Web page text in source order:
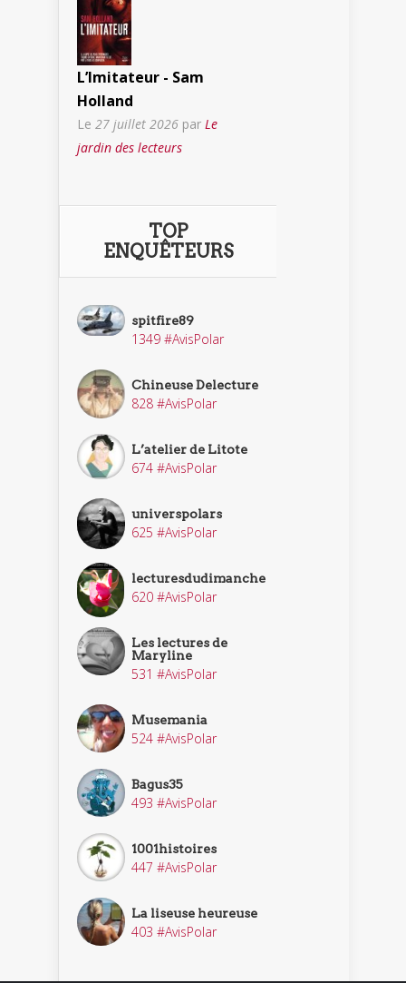
L’Imitateur - Sam
Holland
Le 27 juillet 2026 par Le
jardin des lecteurs
TOP
ENQUÊTEURS
spitfire89
1349 #AvisPolar
Chineuse Delecture
828 #AvisPolar
L’atelier de Litote
674 #AvisPolar
universpolars
625 #AvisPolar
lecturesdudimanche
620 #AvisPolar
Les lectures de
Maryline
531 #AvisPolar
Musemania
524 #AvisPolar
Bagus35
493 #AvisPolar
1001histoires
447 #AvisPolar
La liseuse heureuse
403 #AvisPolar